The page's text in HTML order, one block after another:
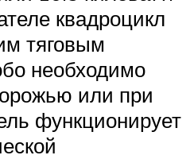
квадроцикл
тяговым
необходимо
или при
функционирует